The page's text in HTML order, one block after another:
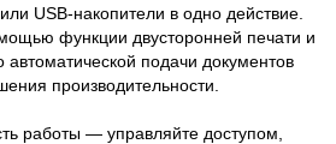
USB-накопители в одно действие.
функции двусторонней печати и
автоматической подачи документов
производительности.
работы — управляйте доступом,